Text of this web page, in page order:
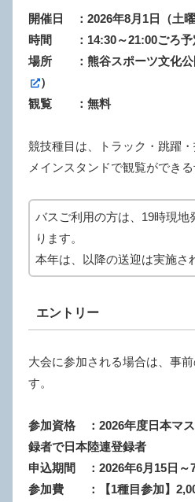
開催日 ：2026年8月1日（土曜
時間 ：14:30～21:00ごろ予
場所 ：熊谷スポーツ文化
）
観覧 ：無料
競技種目は、トラック・跳躍・
メインスタンドで観覧ができる
バスご利用の方は、19時現地
ります。
本年は、以降の送迎は実施さ
エントリー
大会に参加される場合は、事
す。
参加資格 ：2026年度日本マ
録者で日本陸連登録者
申込期間 ：2026年6月15日～
参加費 ：【1種目参加】